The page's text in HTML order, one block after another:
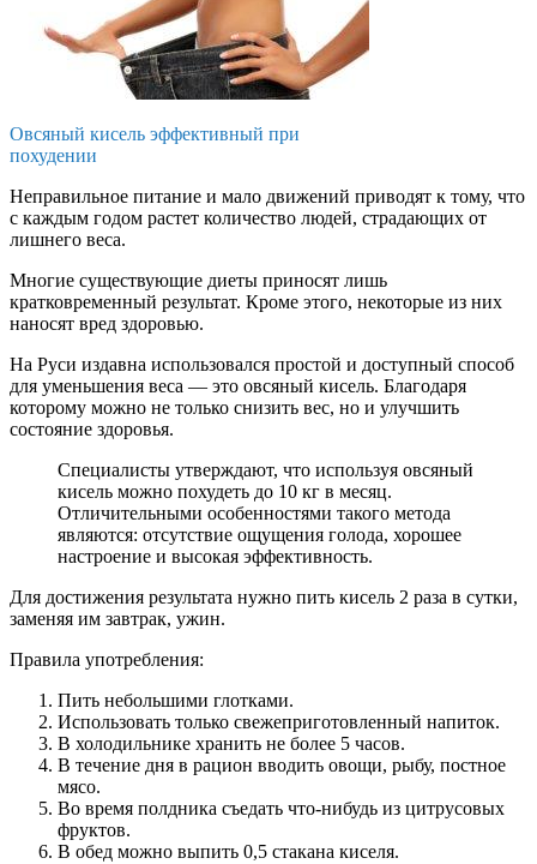
Овсяный кисель эффективный при
похудении
Неправильное питание и мало движений приводят к тому, что
с каждым годом растет количество людей, страдающих от
лишнего веса.
Многие существующие диеты приносят лишь
кратковременный результат. Кроме этого, некоторые из них
наносят вред здоровью.
На Руси издавна использовался простой и доступный способ
для уменьшения веса — это овсяный кисель. Благодаря
которому можно не только снизить вес, но и улучшить
состояние здоровья.
Специалисты утверждают, что используя овсяный
кисель можно похудеть до 10 кг в месяц.
Отличительными особенностями такого метода
являются: отсутствие ощущения голода, хорошее
настроение и высокая эффективность.
Для достижения результата нужно пить кисель 2 раза в сутки,
заменяя им завтрак, ужин.
Правила употребления:
Пить небольшими глотками.
Использовать только свежеприготовленный напиток.
В холодильнике хранить не более 5 часов.
В течение дня в рацион вводить овощи, рыбу, постное
мясо.
Во время полдника съедать что-нибудь из цитрусовых
фруктов.
В обед можно выпить 0,5 стакана киселя.